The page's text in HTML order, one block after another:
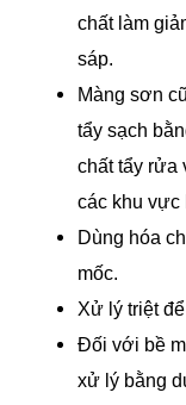
chất làm
sáp.
Màng sơn
tẩy sạch
chất tẩy rửa
các khu vực
Dùng hóa
mốc.
Xử lý triệt
Đối với bề
xử lý bằng